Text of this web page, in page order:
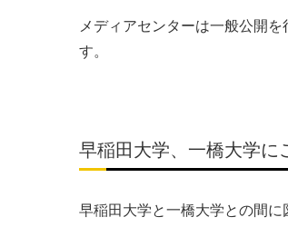
メディアセンターは一般公開
す。
早稲田大学、一橋大学に
早稲田大学と一橋大学との間に